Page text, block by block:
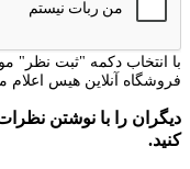
با انتخاب دکمه "ثبت نظر"
فروشگاه آنلاین هیس اعلام
دیگران را با نوشتن
کنید.